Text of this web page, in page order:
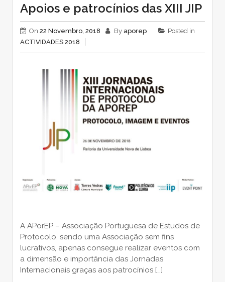
Apoios e patrocínios das XIII JIP
On 22 Novembro, 2018 By aporep
Posted in
ACTIVIDADES 2018
A APorEP – Associação Portuguesa de Estudos de
Protocolo, sendo uma Associação sem fins
lucrativos, apenas consegue realizar eventos com
a dimensão e importância das Jornadas
Internacionais graças aos patrocínios […]